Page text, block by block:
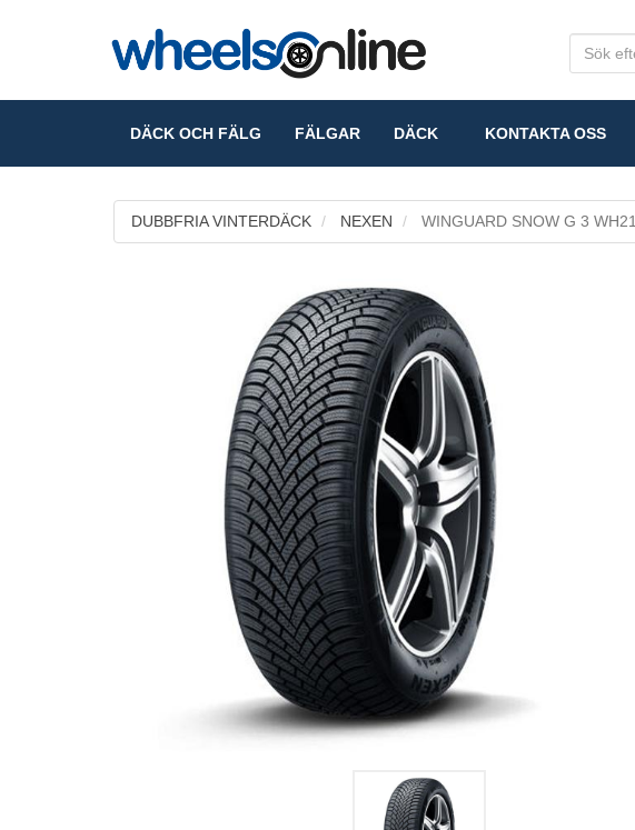
DÄCK OCH FÄLG FÄLGAR DÄCK KONTAKTA OSS
DUBBFRIA VINTERDÄCK NEXEN WINGUARD SNOW G 3 WH21